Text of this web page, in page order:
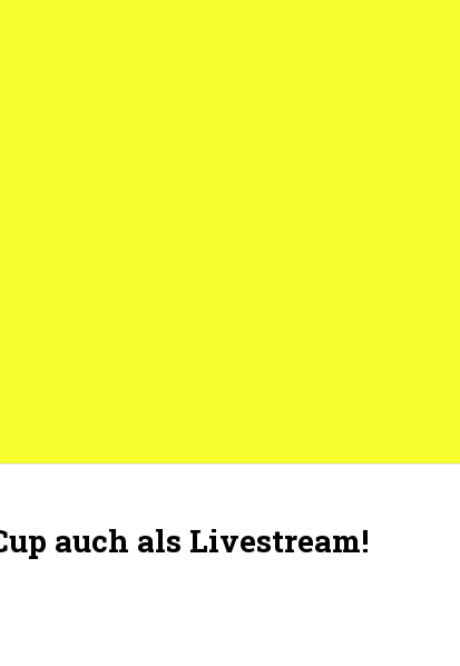
auch als Livestream!